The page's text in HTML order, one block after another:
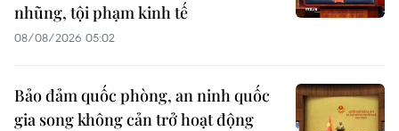
nhũng, tội phạm kinh tế
08/08/2026 05:02
Bảo đảm quốc phòng, an ninh quốc
gia song không cản trở hoạt động